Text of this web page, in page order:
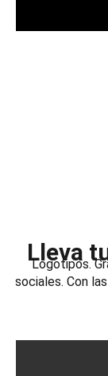
Lleva
Logotipos.
sociales. Con